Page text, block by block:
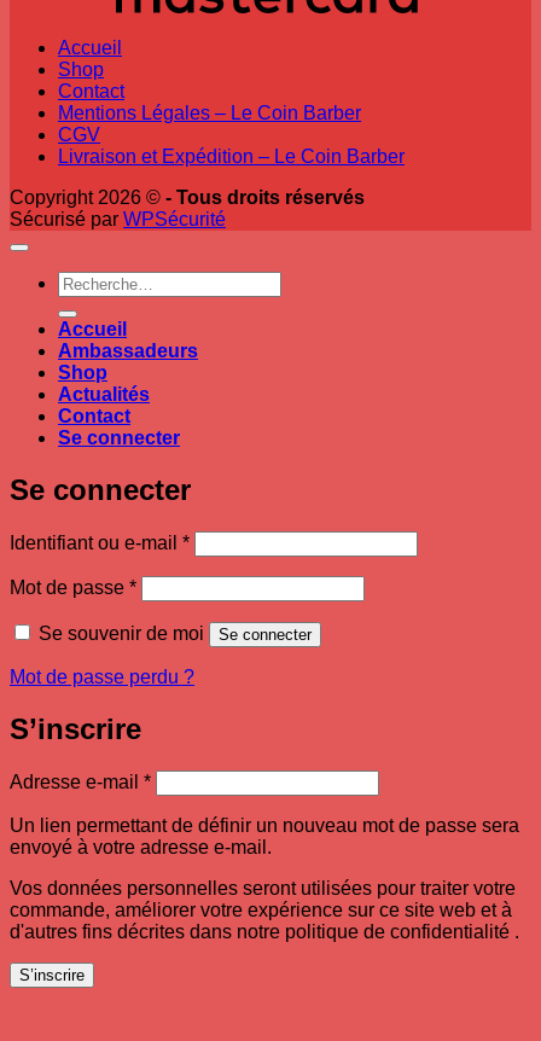
Accueil
Shop
Contact
Mentions Légales – Le Coin Barber
CGV
Livraison et Expédition – Le Coin Barber
Copyright 2026 © - Tous droits réservés
Sécurisé par WPSécurité
Recherche
pour :
Accueil
Ambassadeurs
Shop
Actualités
Contact
Se connecter
Se connecter
Identifiant ou e-mail *Obligatoire
Mot de passe *Obligatoire
Se souvenir de moi Se connecter
Mot de passe perdu ?
S’inscrire
Adresse e-mail *Obligatoire
Un lien permettant de définir un nouveau mot de passe sera
envoyé à votre adresse e-mail.
Vos données personnelles seront utilisées pour traiter votre
commande, améliorer votre expérience sur ce site web et à
d'autres fins décrites dans notre politique de confidentialité .
S’inscrire